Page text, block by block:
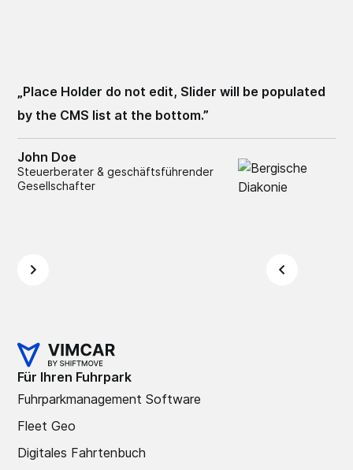
Place Holder do not edit, Slider will be populated
by the CMS list at the bottom.”
John Doe
Steuerberater & geschäftsführender
Gesellschafter
Für Ihren Fuhrpark
Fuhrparkmanagement Software
Fleet Geo
Digitales Fahrtenbuch